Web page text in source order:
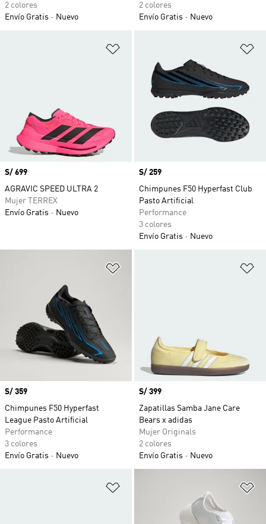
2 colores
Envío Gratis
Nuevo
2 colores
Envío Gratis
Nuevo
Precio
S/ 699
AGRAVIC SPEED ULTRA 2
Mujer TERREX
Envío Gratis
Nuevo
Precio
S/ 259
Chimpunes F50 Hyperfast Club
Pasto Artificial
Performance
3 colores
Envío Gratis
Nuevo
Precio
S/ 359
Chimpunes F50 Hyperfast
League Pasto Artificial
Performance
3 colores
Envío Gratis
Nuevo
Precio
S/ 399
Zapatillas Samba Jane Care
Bears x adidas
Mujer Originals
2 colores
Envío Gratis
Nuevo